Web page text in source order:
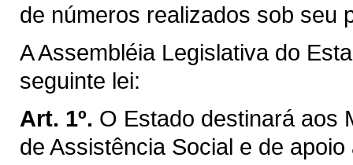
de números realizados sob seu
A Assembléia Legislativa do
seguinte lei:
Art. 1º. O Estado destinará aos
de Assistência Social e de